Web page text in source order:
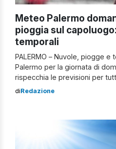
Meteo Palermo
pioggia sul
temporali
PALERMO – Nuvole, piogge e
Palermo per la giornata di
rispecchia le previsioni per
conti anche con l’allerta
diRedazione